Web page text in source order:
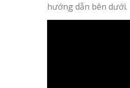
hướng dẫn bên dưới.